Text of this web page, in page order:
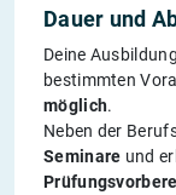
Dauer und
Deine
bestimmten
möglich.
Neben der
Seminare und